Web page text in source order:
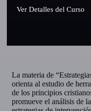
Ver Detalles del Curso
La materia de
orienta al estudio de
de los principios
promueve el análisis de